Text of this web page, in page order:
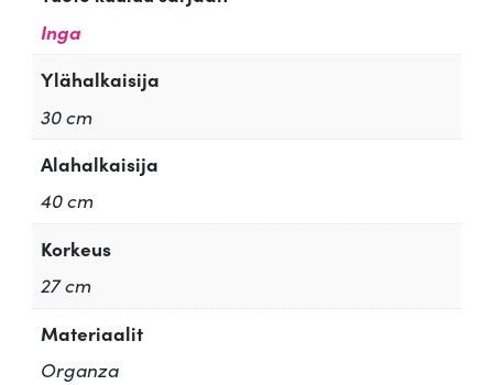
Inga
Ylähalkaisija
30 cm
Alahalkaisija
40 cm
Korkeus
27 cm
Materiaalit
Organza